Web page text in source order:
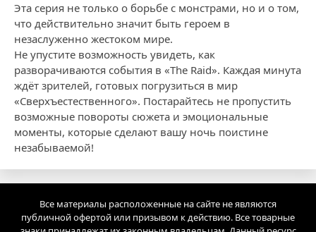
Эта серия не только о борьбе с монстрами, но и о том,
что действительно значит быть героем в
незаслуженно жестоком мире.
Не упустите возможность увидеть, как
разворачиваются события в «The Raid». Каждая минута
ждёт зрителей, готовых погрузиться в мир
«Сверхъестественного». Постарайтесь не пропустить
возможные повороты сюжета и эмоциональные
моменты, которые сделают вашу ночь поистине
незабываемой!
Все материалы расположенные на сайте не являются
публичной офертой или призывом к действию. Все товарные